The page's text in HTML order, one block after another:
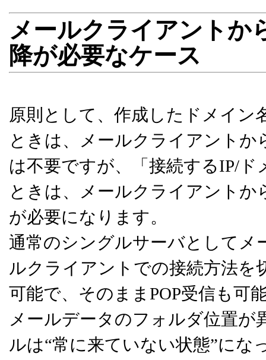
メールクライアントか
降が必要なケース
原則として、作成したドメイン
ときは、メールクライアント
は不要ですが、「接続するIP/
ときは、メールクライアント
が必要になります。
通常のシングルサーバとしてメ
ルクライアントでの接続方法を
可能で、そのままPOP受信も可
メールデータのフォルダ位置が
ルは“常に来ていない状態”に